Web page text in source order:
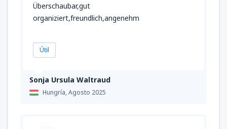
Sonja Ursula Waltraud
Hungría,Agosto 2025
Überschaubar,gut
organiziert,freundlich,angenehm
Útil